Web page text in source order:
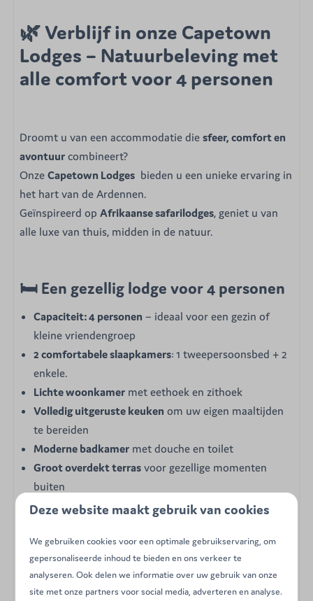
🌿 Verblijf in onze Capetown
Lodges – Natuurbeleving met
alle comfort voor 4 personen
Droomt u van een accommodatie die sfeer, comfort en
avontuur combineert?
Onze Capetown Lodges bieden u een unieke ervaring in
het hart van de Ardennen.
Geïnspireerd op Afrikaanse safarilodges, geniet u van
alle luxe van thuis, midden in de natuur.
🛏 Een gezellig lodge voor 4 personen
Capaciteit: 4 personen – ideaal voor een gezin of
kleine vriendengroep
2 comfortabele slaapkamers: 1 tweepersoonsbed + 2
enkele.
Lichte woonkamer met eethoek en zithoek
Volledig uitgeruste keuken om uw eigen maaltijden
te bereiden
Moderne badkamer met douche en toilet
Groot overdekt terras voor gezellige momenten
buiten
🌳 Volledige onderdompeling in de
natuur
Word wakker met het gezang van vogels, geniet van uw
Deze website maakt gebruik van cookies
We gebruiken cookies voor een optimale gebruikservaring, om
gepersonaliseerde inhoud te bieden en ons verkeer te
analyseren. Ook delen we informatie over uw gebruik van onze
site met onze partners voor social media, adverteren en analyse.